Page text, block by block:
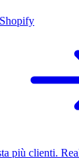
più clienti.